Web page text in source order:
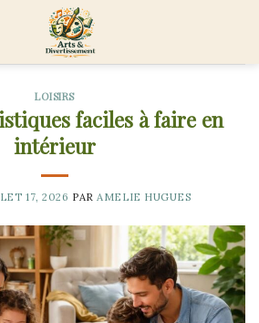
LOISIRS
faciles à faire en
intérieur
17, 2026 PAR AMELIE HUGUES